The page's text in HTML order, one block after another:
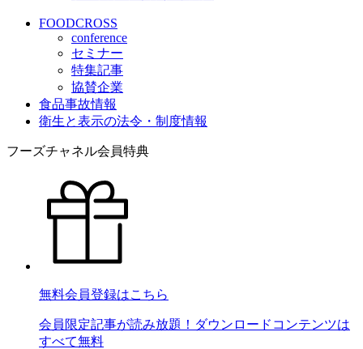
FOODCROSS
conference
セミナー
特集記事
協賛企業
食品事故情報
衛生と表示の法令・制度情報
フーズチャネル会員特典
無料会員登録はこちら
会員限定記事が読み放題！ダウンロードコンテンツは
すべて無料